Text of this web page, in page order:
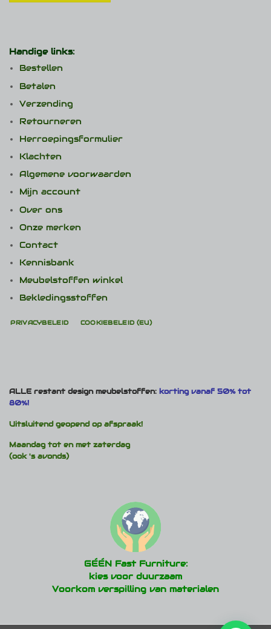
Handige links:
Bestellen
Betalen
Verzending
Retourneren
Herroepingsformulier
Klachten
Algemene voorwaarden
Mijn account
Over ons
Onze merken
Contact
Kennisbank
Meubelstoffen winkel
Bekledingsstoffen
PRIVACYBELEID COOKIEBELEID (EU)
ALLE restant design meubelstoffen: korting vanaf 50% tot
80%!
Uitsluitend geopend op afspraak!
Maandag tot en met zaterdag
(ook 's avonds)
GÉÉN Fast Furniture:
kies voor duurzaam
Voorkom verspilling van materialen